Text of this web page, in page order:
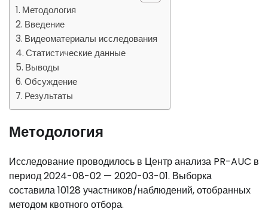
Методология
Введение
Видеоматериалы исследования
Статистические данные
Выводы
Обсуждение
Результаты
Методология
Исследование проводилось в Центр анализа PR-AUC в
период 2024-08-02 — 2020-03-01. Выборка
составила 10128 участников/наблюдений, отобранных
методом квотного отбора.